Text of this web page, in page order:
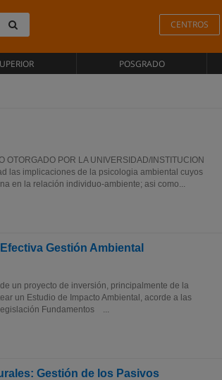
CENTROS
POSGRADO
OTORGADO POR LA UNIVERSIDAD/INSTITUCION
las implicaciones de la psicologia ambiental cuyos
en la relación individuo-ambiente; asi como...
Gestión Ambiental
un proyecto de inversión, principalmente de la
un Estudio de Impacto Ambiental, acorde a las
Fundamentos ...
Gestión de los Pasivos